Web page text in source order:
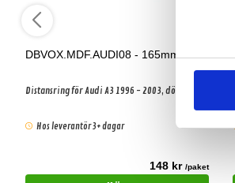
DBVOX.MDF.AUDI08 - 165mm
Distansring för Audi A3 1996 - 2003, dörr bak.
Hos leverantör 3+ dagar
148 kr /paket